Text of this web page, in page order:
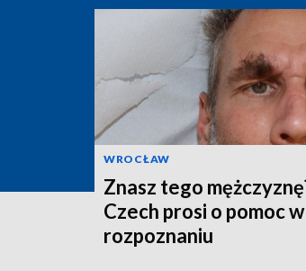
WROCŁAW
Znasz tego
Czech prosi o pomoc
rozpoznaniu